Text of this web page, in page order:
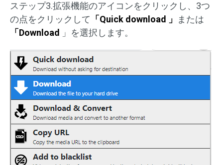
ステップ3.拡張機能のアイコンをクリックし、3つ
の点をクリックして 「Quick download 」
または
「Download
」を選択します。